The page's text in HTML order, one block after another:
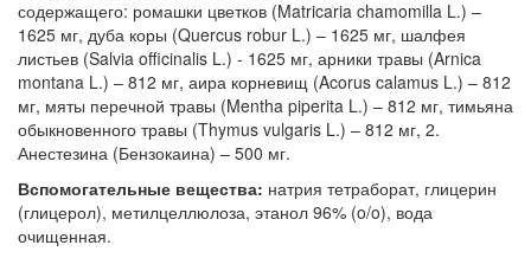
содержащего: ромашки цветков (Matricaria chamomilla L.) –
1625 мг, дуба коры (Quercus robur L.) – 1625 мг, шалфея
листьев (Salvia officinalis L.) - 1625 мг, арники травы (Arnica
montana L.) – 812 мг, аира корневищ (Acorus calamus L.) – 812
мг, мяты перечной травы (Mentha piperita L.) – 812 мг, тимьяна
обыкновенного травы (Thymus vulgaris L.) – 812 мг, 2.
Анестезина (Бензокаина) – 500 мг.
Вспомогательные вещества: натрия тетраборат, глицерин
(глицерол), метилцеллюлоза, этанол 96% (o/o), вода
очищенная.